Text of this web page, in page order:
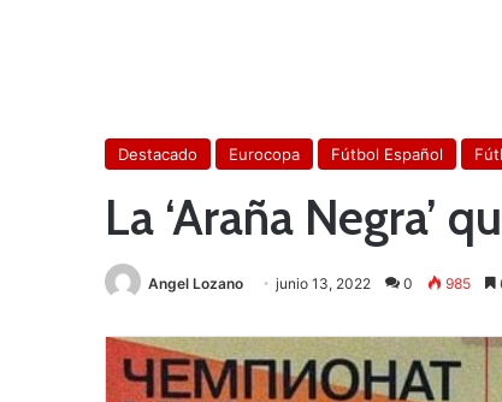
Destacado Eurocopa Fútbol Español
La ‘Araña Negra’
Angel Lozano junio 13, 2022 0 985